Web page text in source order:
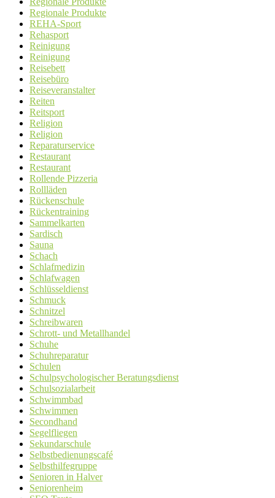
Regionale Produkte
REHA-Sport
Rehasport
Reinigung
Reinigung
Reisebett
Reisebüro
Reiseveranstalter
Reiten
Reitsport
Religion
Religion
Reparaturservice
Restaurant
Restaurant
Rollende Pizzeria
Rollläden
Rückenschule
Rückentraining
Sammelkarten
Sardisch
Sauna
Schach
Schlafmedizin
Schlafwagen
Schlüsseldienst
Schmuck
Schnitzel
Schreibwaren
Schrott- und Metallhandel
Schuhe
Schuhreparatur
Schulen
Schulpsychologischer Beratungsdienst
Schulsozialarbeit
Schwimmbad
Schwimmen
Secondhand
Segelfliegen
Sekundarschule
Selbstbedienungscafé
Selbsthilfegruppe
Senioren in Halver
Seniorenheim